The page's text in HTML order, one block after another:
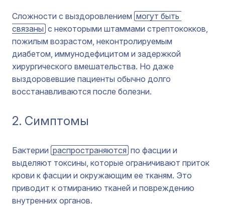
Сложности с выздоровлением могут быть
связаны с некоторыми штаммами стрептококков,
пожилым возрастом, неконтролируемым
диабетом, иммунодефицитом и задержкой
хирургического вмешательства. Но даже
выздоровевшие пациенты обычно долго
восстанавливаются после болезни.
2. Симптомы
Бактерии распространяются по фасции и
выделяют токсины, которые ограничивают приток
крови к фасции и окружающим ее тканям. Это
приводит к отмиранию тканей и повреждению
внутренних органов.